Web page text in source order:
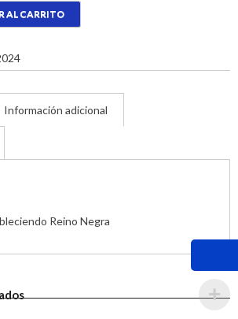
AL CARRITO
Información adicional
Reino Negra